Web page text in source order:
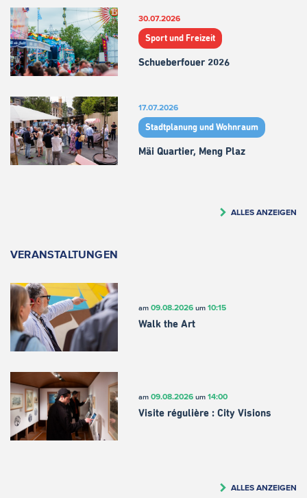
30.07.2026
Sport und Freizeit
Schueberfouer 2026
17.07.2026
Stadtplanung und Wohnraum
Mäi Quartier, Meng Plaz
ALLES ANZEIGEN
VERANSTALTUNGEN
am 09.08.2026um 10:15
Walk the Art
am 09.08.2026um 14:00
Visite régulière : City Visions
ALLES ANZEIGEN